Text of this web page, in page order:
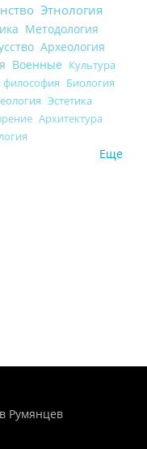
Этнология
Методология
Археология
Военные Культура
философия Биология
Эстетика
Архитектура
Еще
Румянцев